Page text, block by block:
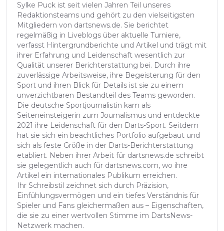
Sylke Puck ist seit vielen Jahren Teil unseres
Redaktionsteams und gehört zu den vielseitigsten
Mitgliedern von dartsnews.de. Sie berichtet
regelmäßig in Liveblogs über aktuelle Turniere,
verfasst Hintergrundberichte und Artikel und trägt mit
ihrer Erfahrung und Leidenschaft wesentlich zur
Qualität unserer Berichterstattung bei. Durch ihre
zuverlässige Arbeitsweise, ihre Begeisterung für den
Sport und ihren Blick für Details ist sie zu einem
unverzichtbaren Bestandteil des Teams geworden.
Die deutsche Sportjournalistin kam als
Seiteneinsteigerin zum Journalismus und entdeckte
2021 ihre Leidenschaft für den Darts-Sport. Seitdem
hat sie sich ein beachtliches Portfolio aufgebaut und
sich als feste Größe in der Darts-Berichterstattung
etabliert. Neben ihrer Arbeit für dartsnews.de schreibt
sie gelegentlich auch für dartsnews.com, wo ihre
Artikel ein internationales Publikum erreichen.
Ihr Schreibstil zeichnet sich durch Präzision,
Einfühlungsvermögen und ein tiefes Verständnis für
Spieler und Fans gleichermaßen aus – Eigenschaften,
die sie zu einer wertvollen Stimme im DartsNews-
Netzwerk machen.